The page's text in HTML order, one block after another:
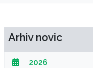
Arhiv novic
2026